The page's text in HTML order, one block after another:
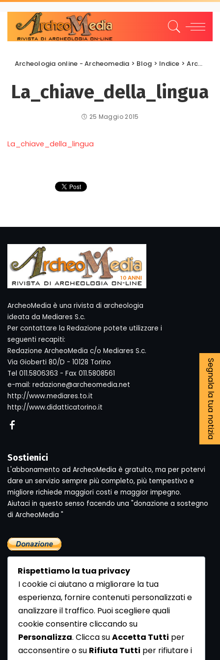
Archeologia online - Archeomedia > Blog > Indice >Archeologia del Linguaggio
La_chiave_della_lingua
25 Maggio 2015
La_chiave_della_lingua
Segnala la tua notizia
ArcheoMedia è una rivista di archeologia
ideata da Mediares S.c.
Per contattare la Redazione potete utilizzare i
seguenti recapiti:
Redazione ArcheoMedia c/o Mediares S.c.
Via Gioberti 80/D - 10128 Torino
Tel 011.5806363 - Fax 011.5808561
e-mail: redazione@archeomedia.net
http://www.mediares.to.it
http://www.didatticatorino.it
Sostienici
L'abbonamento ad ArcheoMedia è gratuito, ma per potervi
dare un servizio sempre più completo, più tempestivo e
migliore richiede maggiori costi e maggior impegno.
Aiutaci in questo senso facendo una "donazione a sostegno
di ArcheoMedia "
Newsletter
Se vuoi ricevere la Rivista gratuita di archeologia realizzata
dalla Redazione di ArcheoMedia iscriviti alla nostra
Newsletter [Clicca Qui]
Rispettiamo la tua privacy
I cookie ci aiutano a migliorare la tua
esperienza, fornire contenuti personalizzati e
analizzare il traffico. Puoi scegliere quali
cookie consentire cliccando su
Personalizza. Clicca suAccetta Tutti per
acconsentire o su Rifiuta Tutti per rifiutare i